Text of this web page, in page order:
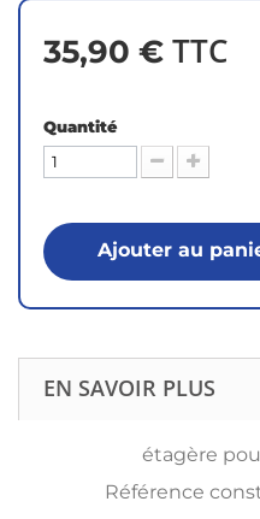
35,90 € TTC
Quantité
Ajouter au
EN SAVOIR PLUS
étagère
Référence